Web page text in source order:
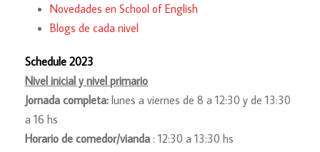
Novedades en School of English
Blogs de cada nivel
Schedule 2023
Nivel inicial y nivel primario
Jornada completa: lunes a viernes de 8 a 12:30 y de 13:30
a 16 hs
Horario de comedor/vianda : 12:30 a 13:30 hs